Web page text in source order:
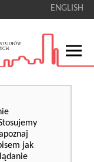
ENGLISH
jak